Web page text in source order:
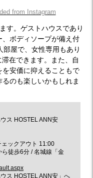
from Instagram
す。ゲストハウスであり
ボディソープが備え付
屋で、女性専用もあり
在できます。また、自
安価に抑えることもで
のも楽しいかもしれま
ス HOSTEL ANN安
ックアウト 11:00
徒歩6分 / 名城線「金
ス HOSTEL ANN安」へ